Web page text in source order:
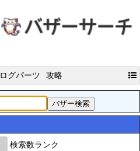
グパーツ 攻略
検索数ランク